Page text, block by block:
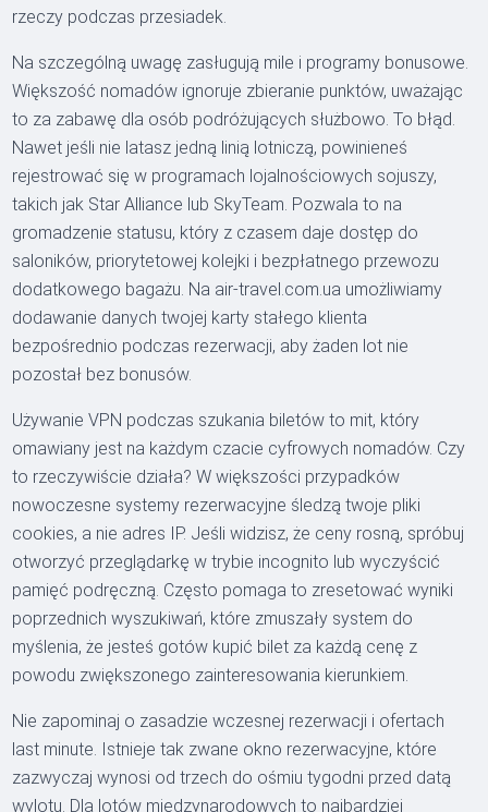
rzeczy podczas przesiadek.
Na szczególną uwagę zasługują mile i programy bonusowe.
Większość nomadów ignoruje zbieranie punktów, uważając
to za zabawę dla osób podróżujących służbowo. To błąd.
Nawet jeśli nie latasz jedną linią lotniczą, powinieneś
rejestrować się w programach lojalnościowych sojuszy,
takich jak Star Alliance lub SkyTeam. Pozwala to na
gromadzenie statusu, który z czasem daje dostęp do
saloników, priorytetowej kolejki i bezpłatnego przewozu
dodatkowego bagażu. Na air-travel.com.ua umożliwiamy
dodawanie danych twojej karty stałego klienta
bezpośrednio podczas rezerwacji, aby żaden lot nie
pozostał bez bonusów.
Używanie VPN podczas szukania biletów to mit, który
omawiany jest na każdym czacie cyfrowych nomadów. Czy
to rzeczywiście działa? W większości przypadków
nowoczesne systemy rezerwacyjne śledzą twoje pliki
cookies, a nie adres IP. Jeśli widzisz, że ceny rosną, spróbuj
otworzyć przeglądarkę w trybie incognito lub wyczyścić
pamięć podręczną. Często pomaga to zresetować wyniki
poprzednich wyszukiwań, które zmuszały system do
myślenia, że jesteś gotów kupić bilet za każdą cenę z
powodu zwiększonego zainteresowania kierunkiem.
Nie zapominaj o zasadzie wczesnej rezerwacji i ofertach
last minute. Istnieje tak zwane okno rezerwacyjne, które
zazwyczaj wynosi od trzech do ośmiu tygodni przed datą
wylotu. Dla lotów międzynarodowych to najbardziej